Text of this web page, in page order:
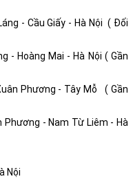
- Cầu Giấy - Hà Nội ( Đối
- Hoàng Mai - Hà Nội ( Gần
Phương - Tây Mỗ ( Gần
Phương - Nam Từ Liêm - Hà
Nội